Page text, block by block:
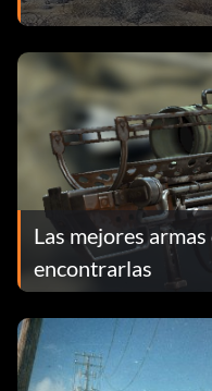
Las mejores
encontrarlas